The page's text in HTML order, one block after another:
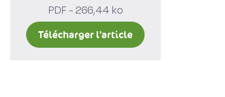
PDF - 266,44 ko
Télécharger l'article